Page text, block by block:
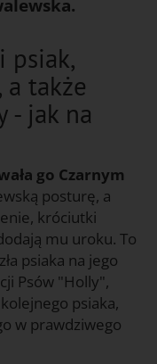
psiak,
także
- jak na
go Czarnym
posturę, a
króciutki
mu uroku. To
psiaka na jego
Psów "Holly",
psiaka,
w prawdziwego